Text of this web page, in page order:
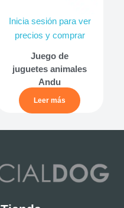
Inicia sesión para ver
precios y comprar
Juego de
juguetes animales
Andu
Leer más